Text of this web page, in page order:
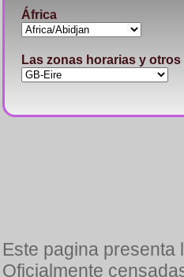
África
Las zonas horarias y otros
Este pagina
Oficialmente